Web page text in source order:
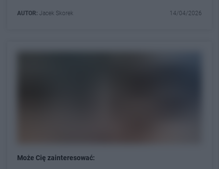
AUTOR: Jacek Skorek 14/04/2026
Może Cię zainteresować: